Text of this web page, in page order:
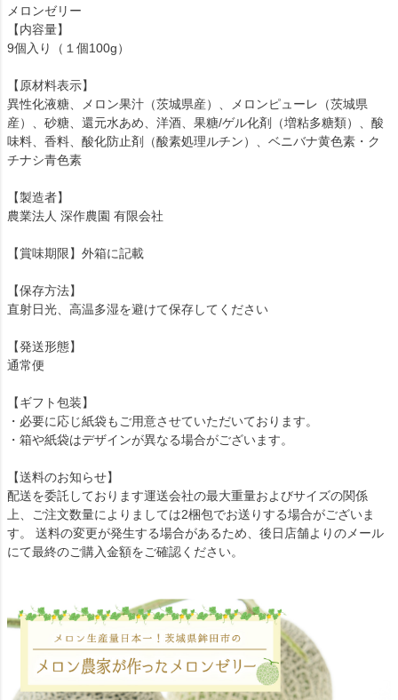
メロンゼリー
【内容量】
9個入り（１個100g）
【原材料表示】
異性化液糖、メロン果汁（茨城県産）、メロンピューレ（茨城県
産）、砂糖、還元水あめ、洋酒、果糖/ゲル化剤（増粘多糖類）、酸
味料、香料、酸化防止剤（酸素処理ルチン）、ベニバナ黄色素・ク
チナシ青色素
【製造者】
農業法人 深作農園 有限会社
【賞味期限】外箱に記載
【保存方法】
直射日光、高温多湿を避けて保存してください
【発送形態】
通常便
【ギフト包装】
・必要に応じ紙袋もご用意させていただいております。
・箱や紙袋はデザインが異なる場合がございます。
【送料のお知らせ】
配送を委託しております運送会社の最大重量およびサイズの関係
上、ご注文数量によりましては2梱包でお送りする場合がございま
す。 送料の変更が発生する場合があるため、後日店舗よりのメール
にて最終のご購入金額をご確認ください。